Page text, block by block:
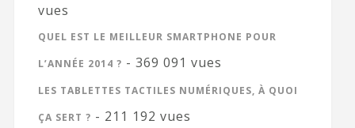
vues
QUEL EST LE MEILLEUR SMARTPHONE POUR
L’ANNÉE 2014 ? - 369 091 vues
LES TABLETTES TACTILES NUMÉRIQUES, À QUOI
ÇA SERT ? - 211 192 vues